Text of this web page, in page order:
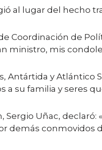
al lugar del hecho
Coordinación de
ministro, mis
Antártida y
a su familia y seres
Sergio Uñac,
demás conmovidos